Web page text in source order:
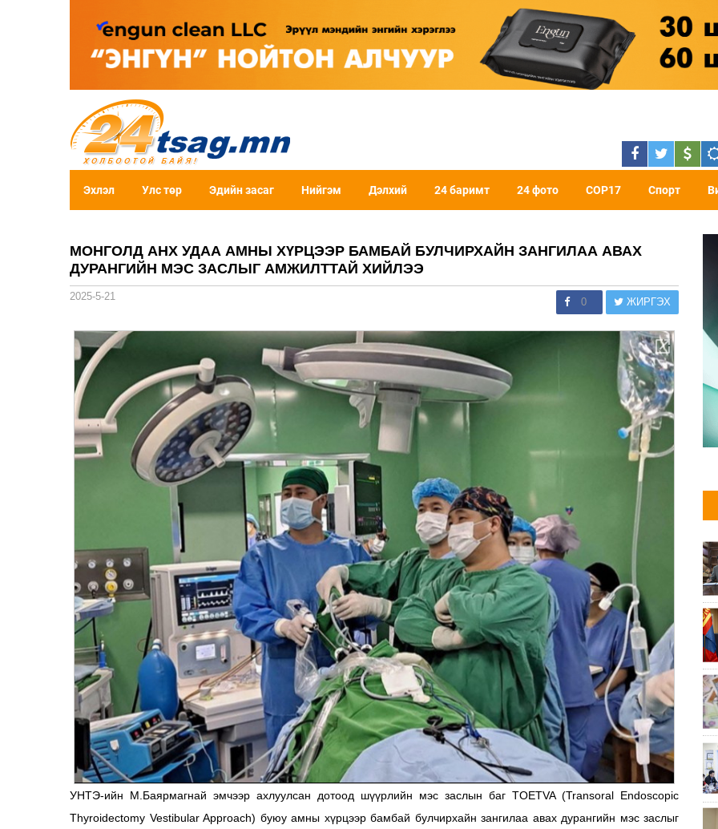
Эхлэл Улс төр Эдийн засаг Нийгэм Дэлхий 24 баримт 24 фото COP17 Спорт
МОНГОЛД АНХ УДАА АМНЫ ХҮРЦЭЭР БАМБАЙ БУЛЧИРХАЙН ЗАНГИЛАА АВАХ
ДУРАНГИЙН МЭС ЗАСЛЫГ АМЖИЛТТАЙ ХИЙЛЭЭ
2025-5-21 0 ЖИРГЭХ
УНТЭ-ийн М.Баярмагнай эмчээр ахлуулсан дотоод шүүрлийн мэс заслын баг TOETVA (Transoral Endoscopic
Thyroidectomy Vestibular Approach) буюу амны хүрцээр бамбай булчирхайн зангилаа авах дурангийн мэс заслыг